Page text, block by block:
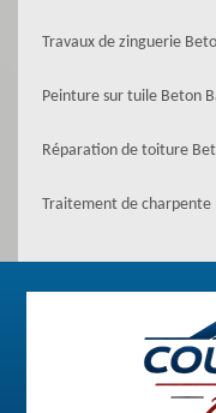
Travaux de zinguerie
Peinture sur tuile Beton
Réparation de toiture
Traitement de charpente